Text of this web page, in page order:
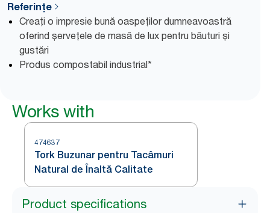
Referințe
Creați o impresie bună oaspeților dumneavoastră
oferind șervețele de masă de lux pentru băuturi și
gustări
Produs compostabil industrial*
Works with
474637
Tork Buzunar pentru Tacâmuri
Natural de Înaltă Calitate
Product specifications